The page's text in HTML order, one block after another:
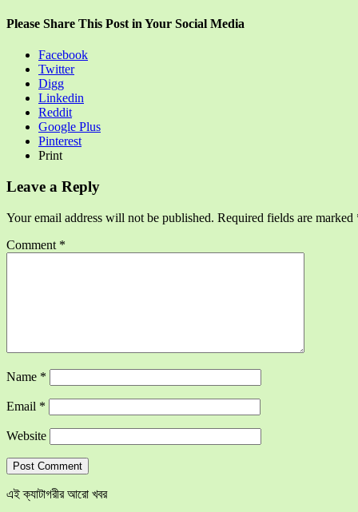
Please Share This Post in Your Social Media
Facebook
Twitter
Digg
Linkedin
Reddit
Google Plus
Pinterest
Print
Leave a Reply
Your email address will not be published. Required fields are marked
Comment *
Name *
Email *
Website
এই ক্যাটাগরীর আরো খবর